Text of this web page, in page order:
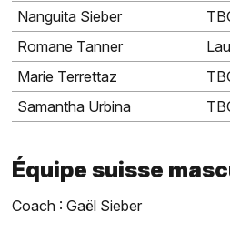
Nanguita Sieber
Romane Tanner
Marie Terrettaz
Samantha Urbina
Équipe suisse
Coach : Gaël Sieber